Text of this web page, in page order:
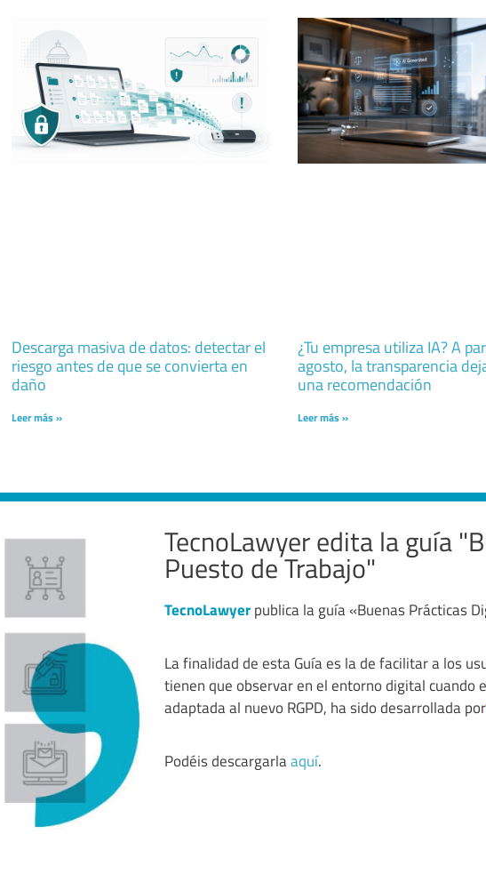
Descarga masiva de datos: detectar el
riesgo antes de que se convierta en
daño
Leer más »
¿Tu empresa utiliza IA? A
agosto, la transparencia
una recomendación
Leer más »
TecnoLawyer edita la guía
Puesto de Trabajo"
TecnoLawyerpublica la guía «Buenas Prácticas
La finalidad de esta Guía es la de facilitar a los
tienen que observar en el entorno digital cuando
adaptada al nuevo RGPD, ha sido desarrollada
Podéis descargarlaaquí.